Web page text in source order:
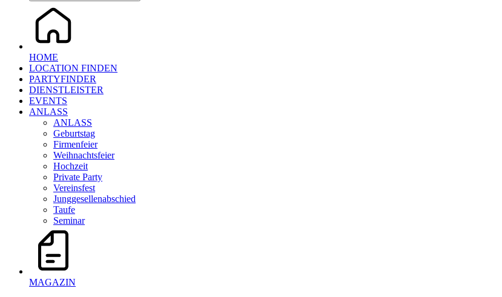
HOME
LOCATION FINDEN
PARTYFINDER
DIENSTLEISTER
EVENTS
ANLASS
ANLASS
Geburtstag
Firmenfeier
Weihnachtsfeier
Hochzeit
Private Party
Vereinsfest
Junggesellenabschied
Taufe
Seminar
MAGAZIN